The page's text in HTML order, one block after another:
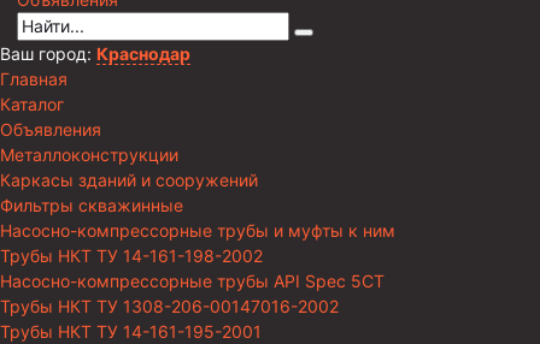
Ваш город: Краснодар
Главная
Каталог
Объявления
Металлоконструкции
Каркасы зданий и сооружений
Фильтры скважинные
Насосно-компрессорные трубы и муфты к ним
Трубы НКТ ТУ 14-161-198-2002
Насосно-компрессорные трубы API Spec 5CT
Трубы НКТ ТУ 1308-206-00147016-2002
Трубы НКТ ТУ 14-161-195-2001